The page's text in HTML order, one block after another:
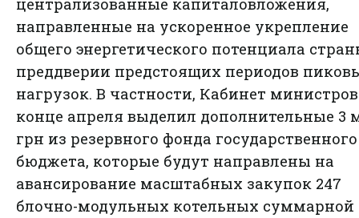
централизованные капиталовложения,
направленные на ускоренное укрепление
общего энергетического потенциала
преддверии предстоящих периодов
нагрузок. В частности, Кабинет
конце апреля выделил дополнительные 3
грн из резервного фонда государственного
бюджета, которые будут направлены на
авансирование масштабных закупок 247
блочно-модульных котельных суммарной